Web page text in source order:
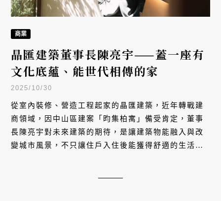
商業
晶匯建築董事長陳亮宇——蓋一座有
文化底蘊、能世代相傳的家
2025/10/30
從室內裝修、營造工程起家的晶匯建築，近年轉戰建
商領域，因中山區建案「昀集柏寓」備受肯定，董事
長陳亮宇對未來建築的期待，是讓建築物能融入與改
變城市風景，不只讓住戶入住後能獲得舒適的生活環